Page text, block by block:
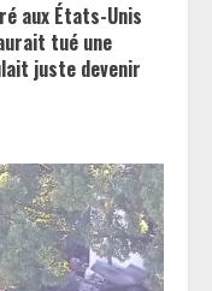
aux États-Unis
tué une
juste devenir